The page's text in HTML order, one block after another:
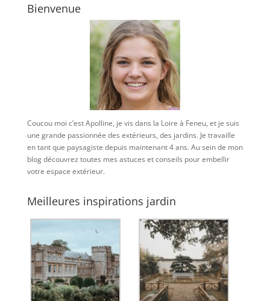
Bienvenue
Coucou moi c’est Apolline, je vis dans la Loire à Feneu, et je suis
une grande passionnée des extérieurs, des jardins. Je travaille
en tant que paysagiste depuis maintenant 4 ans. Au sein de mon
blog découvrez toutes mes astuces et conseils pour embellir
votre espace extérieur.
Meilleures inspirations jardin